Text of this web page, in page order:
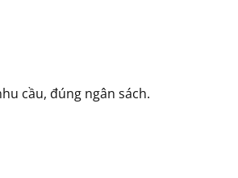
cầu, đúng ngân sách.